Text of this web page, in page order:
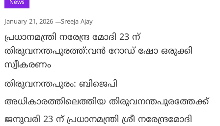
News
January 21, 2026 Sreeja Ajay
പ്രധാനമന്ത്രി നരേന്ദ്ര മോദി 23 ന്
തിരുവനന്തപുരത്ത്:വൻ റോഡ് ഷോ ഒരുക്കി
സ്വീകരണം
തിരുവനന്തപുരം: ബിജെപി
അധികാരത്തിലെത്തിയ തിരുവനന്തപുരത്തേക്ക്
ജനുവരി 23 ന് പ്രധാനമന്ത്രി ശ്രീ നരേന്ദ്രമോദി